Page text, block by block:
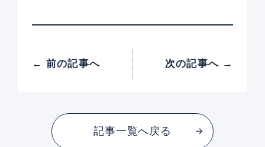
← 前の記事へ 次の記事へ →
記事一覧へ戻る